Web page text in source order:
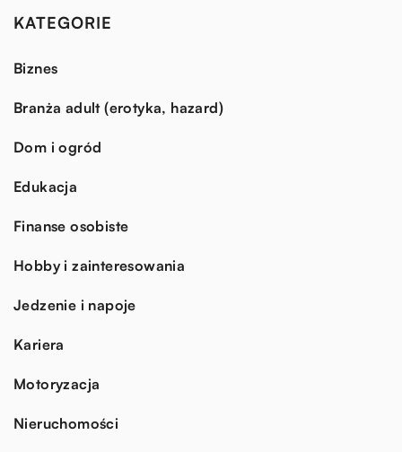
KATEGORIE
Biznes
Branża adult (erotyka, hazard)
Dom i ogród
Edukacja
Finanse osobiste
Hobby i zainteresowania
Jedzenie i napoje
Kariera
Motoryzacja
Nieruchomości